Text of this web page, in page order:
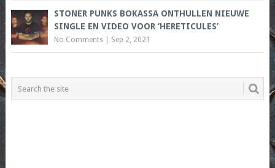
STONER PUNKS BOKASSA ONTHULLEN NIEUWE
SINGLE EN VIDEO VOOR ‘HERETICULES’
No Comments| Sep 2, 2021